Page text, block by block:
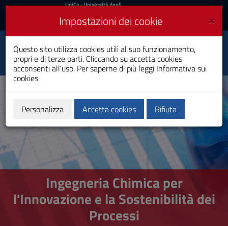
Vai
al
navigazione
sito
Vai
al
UniCa
Accedi
UniCa- Università degli
Accedi UniCA News
Toggle
navigation
Ingegneria Chimica per
l'Innovazione e la
Sostenibilità dei
Processi
Laurea
Ingegneria Chimica per
l'Innovazione e la Sostenibilità dei
Processi
×
Impostazioni dei cookie
Questo sito utilizza cookies utili al suo funzionamento,
propri e di terze parti. Cliccando su accetta cookies
acconsenti all'uso. Per saperne di più leggi Informativa sui
cookies
Personalizza Accetta cookies Rifiuta